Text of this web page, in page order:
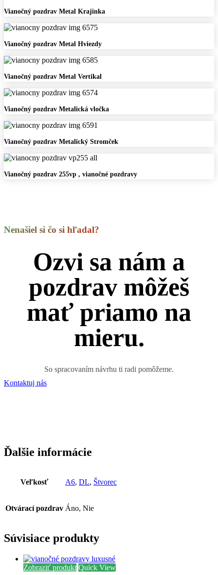
Vianočný
Metal
Vianočný pozdrav Metal Krajinka
Vianočný
Metal
Vianočný pozdrav Metal Hviezdy
Vianočný
Metal
Vianočný pozdrav Metal Vertikal
Vianočný
Metalická
Vianočný pozdrav Metalická vločka
Vianočný
Metalický
Vianočný pozdrav Metalický Stromček
Vianočný
Vianočný pozdrav 255vp , vianočné pozdravy
Nenašiel si čo si hľadal?
Ozvi sa nám a
pozdrav môžeš
mať priamo na
mieru.
So spracovaním návrhu ti radi pomôžeme.
Kontaktuj nás
Ďalšie informácie
Veľkosť A6, DL, Štvorec
Otvárací pozdrav Áno, Nie
Súvisiace produkty
Zobraziť produkt Quick View